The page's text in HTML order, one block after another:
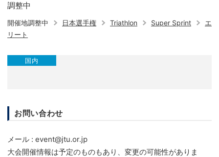
調整中
開催地調整中 日本選手権 Triathlon Super Sprint
エ
リート
国内
お問い合わせ
メール : event@jtu.or.jp
大会開催情報は予定のものもあり、変更の可能性がありま